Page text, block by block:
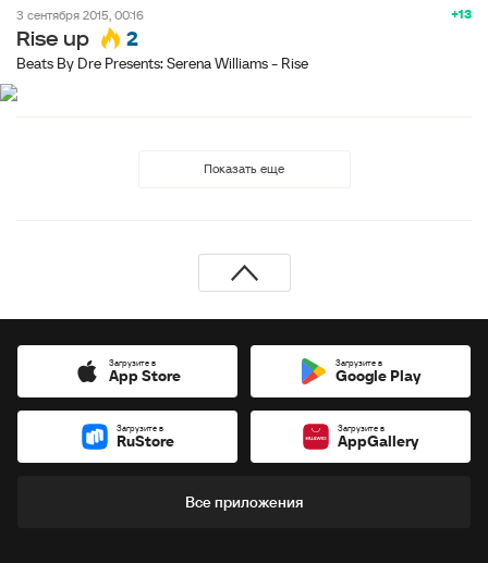
+13
3 сентября 2015, 00:16
Rise up 2
Beats By Dre Presents: Serena Williams - Rise
Показать еще
Загрузите в
App Store
Загрузите в
Google Play
Загрузите в
RuStore
Загрузите в
AppGallery
Все приложения